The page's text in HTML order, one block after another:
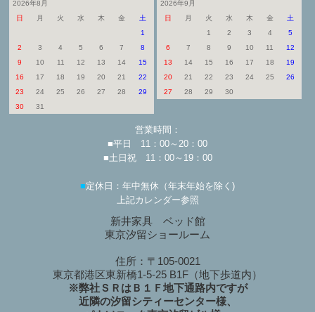
2026年8月
日
月 火 水 木 金
土
1
2
3 4 5 6 7
8
9
10 11 12 13 14
15
16
17 18 19 20 21
22
23
24 25 26 27 28
29
30
31
2026年9月
日
月 火 水 木 金
土
1
2 3 4
5
6
7 8 9 10 11
12
13
14 15 16 17 18
19
20
21 22 23 24 25
26
27
28 29 30
営業時間：
■平日 11：00～20：00
■土日祝 11：00～19：00
■定休日：年中無休（年末年始を除く)
上記カレンダー参照
新井家具 ベッド館
東京汐留ショールーム
住所：〒105-0021
東京都港区東新橋1-5-25 B1F（地下歩道内）
※弊社ＳＲはＢ１Ｆ地下通路内ですが
近隣の汐留シティーセンター様、